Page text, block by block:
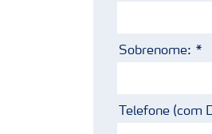
Sobrenome:
Telefone (com